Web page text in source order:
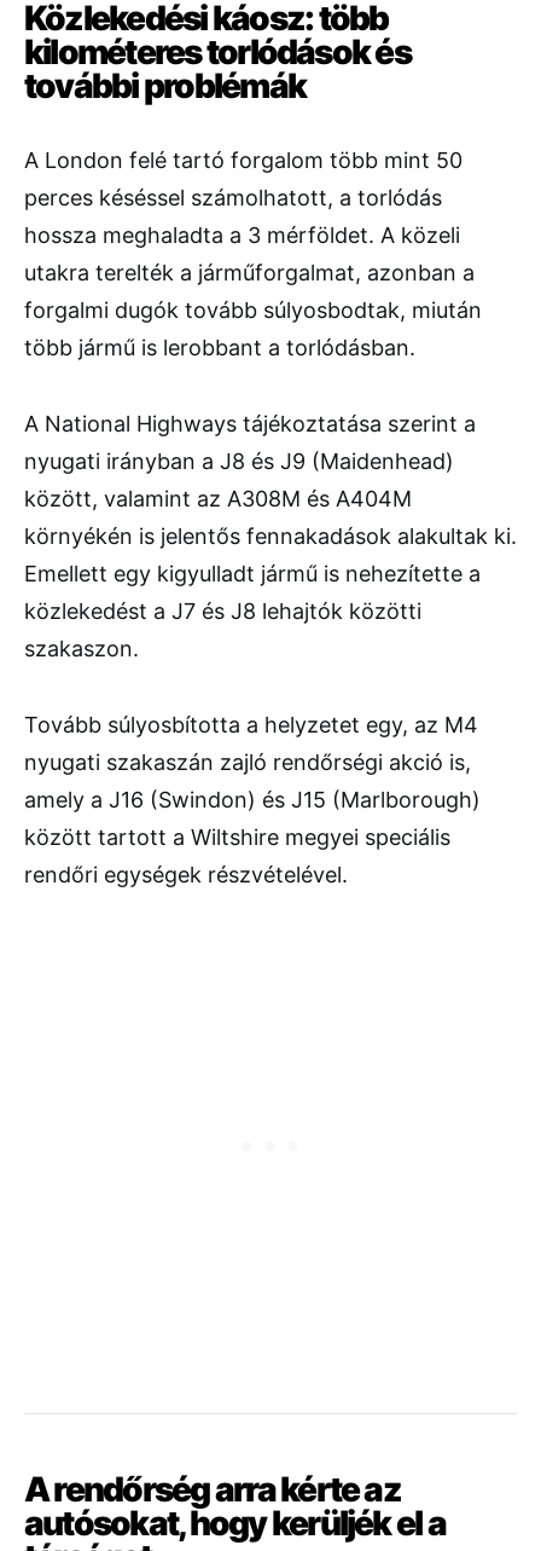
Közlekedésikáosz:több
kilométerestorlódásokés
továbbiproblémák
A London felé tartó forgalom több mint 50
perces késéssel számolhatott, a torlódás
hossza meghaladta a 3 mérföldet. A közeli
utakra terelték a járműforgalmat, azonban a
forgalmi dugók tovább súlyosbodtak, miután
több jármű is lerobbant a torlódásban.
A National Highways tájékoztatása szerint a
nyugati irányban a J8 és J9 (Maidenhead)
között, valamint az A308M és A404M
környékén is jelentős fennakadások alakultak ki.
Emellett egy kigyulladt jármű is nehezítette a
közlekedést a J7 és J8 lehajtók közötti
szakaszon.
Tovább súlyosbította a helyzetet egy, az M4
nyugati szakaszán zajló rendőrségi akció is,
amely a J16 (Swindon) és J15 (Marlborough)
között tartott a Wiltshire megyei speciális
rendőri egységek részvételével.
Arendőrségarra kérteaz
autósokat,hogykerüljékela